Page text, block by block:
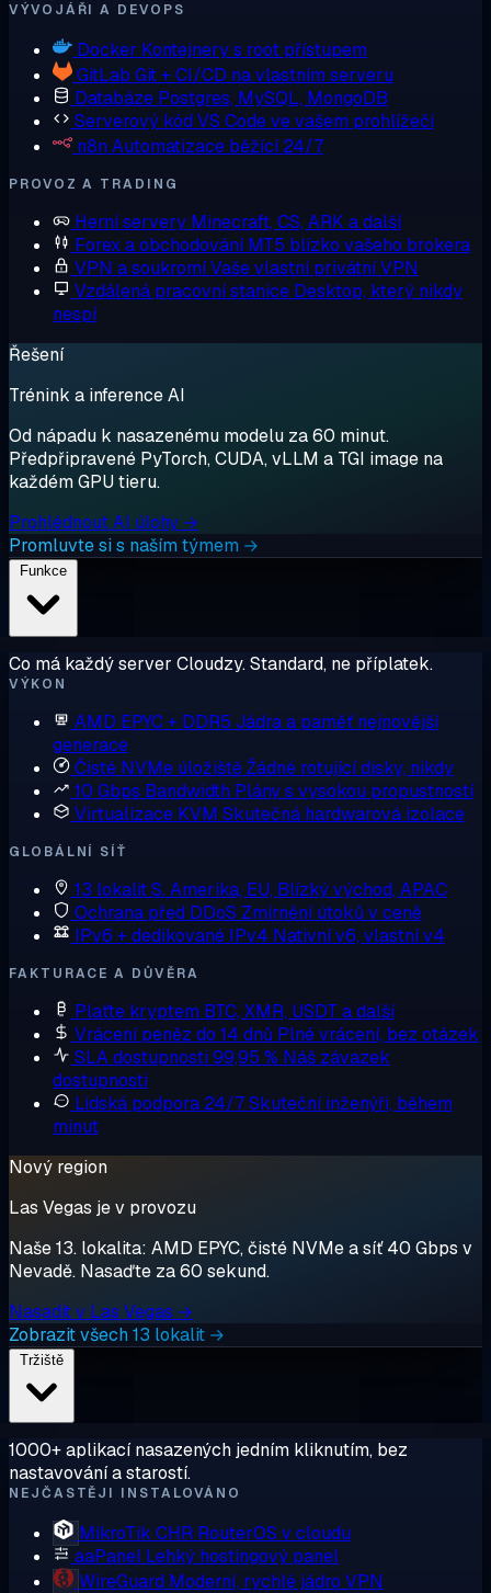
VÝVOJÁŘI A DEVOPS
Docker Kontejnery s root přístupem
GitLab Git + CI/CD na vlastním serveru
Databáze Postgres, MySQL, MongoDB
Serverový kód VS Code ve vašem prohlížeči
n8n Automatizace běžící 24/7
PROVOZ A TRADING
Herní servery Minecraft, CS, ARK a další
Forex a obchodování MT5 blízko vašeho brokera
VPN a soukromíVaše vlastní privátní VPN
Vzdálená pracovní stanice Desktop, který nikdy
nespí
Řešení
Trénink a inference AI
Od nápadu k nasazenému modelu za 60 minut.
Předpřipravené PyTorch, CUDA, vLLM a TGI image na
každém GPU tieru.
Prohlédnout AI úlohy →
Promluvte si s naším týmem →
Co má každý server Cloudzy. Standard, ne příplatek.
VÝKON
AMD EPYC + DDR5 Jádra a paměť nejnovější
generace
Čisté NVMe úložištěŽádné rotující disky, nikdy
10 Gbps Bandwidth Plány s vysokou propustností
Virtualizace KVM Skutečná hardwarová izolace
GLOBÁLNÍ SÍŤ
13 lokalitS. Amerika, EU, Blízký východ, APAC
Ochrana před DDoS Zmírnění útoků v ceně
IPv6 + dedikované IPv4 Nativní v6, vlastní v4
FAKTURACE A DŮVĚRA
Plaťte kryptem BTC, XMR, USDT a další
Vrácení peněz do 14 dnů Plné vrácení, bez otázek
SLA dostupnosti 99,95 % Náš závazek
dostupnosti
Lidská podpora 24/7Skuteční inženýři, během
minut
Nový region
Las Vegas je v provozu
Naše 13. lokalita: AMD EPYC, čisté NVMe a síť 40 Gbps v
Nevadě. Nasaďte za 60 sekund.
Nasadit v Las Vegas →
Zobrazit všech 13 lokalit →
1000+ aplikací nasazených jedním kliknutím, bez
nastavování a starostí.
NEJČASTĚJI INSTALOVÁNO
MikroTik CHR RouterOS v cloudu
aaPanel Lehký hostingový panel
WireGuard Moderní, rychlé jádro VPN